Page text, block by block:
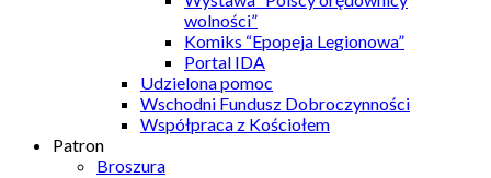
wolności”
Komiks “Epopeja Legionowa”
Portal IDA
Udzielona pomoc
Wschodni Fundusz Dobroczynności
Współpraca z Kościołem
Patron
Broszura